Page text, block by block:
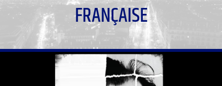
FRANÇAISE